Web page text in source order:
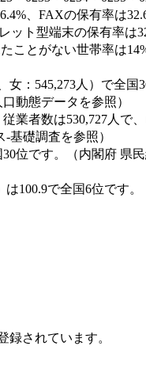
、FAXの保有率は
ット型端末の保有率は
ことがない世帯率は
女：545,273人）で全国
動態データを参照）
業者数は530,727人で
基礎調査を参照）
位です。（内閣府 県
100.9で全国6位です
録されています。